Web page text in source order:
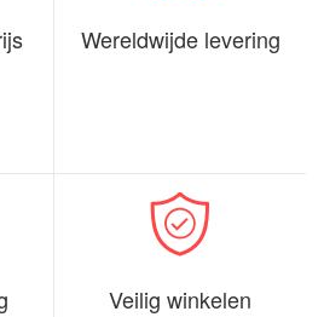
Wereldwijde levering
Veilig winkelen